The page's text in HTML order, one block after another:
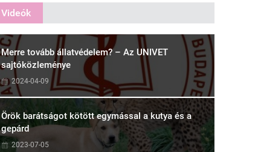
Videók
Merre tovább állatvédelem? – Az UNIVET
sajtóközleménye
2024-04-09
Örök barátságot kötött egymással a kutya és a
gepárd
2023-07-05